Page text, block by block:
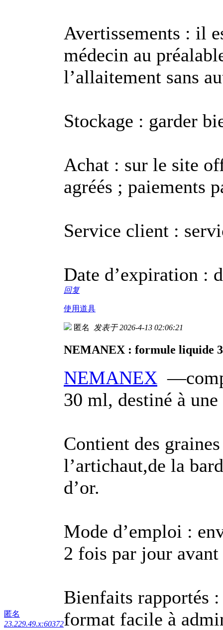
Avertissements : il
médecin au
l’allaitement sans
Stockage : garder
Achat : sur le site
agréés ; paiements
Service client :
Date d’expiration :
回复
使用道具
匿名
23.229.49.x:60372
匿名 发表于 2026-4-13 02:06:21
NEMANEX : formule liquide
NEMANEX
30 ml, destiné à
Contient des
l’artichaut,de la
d’or.
Mode d’emploi :
2 fois par jour avant
Bienfaits rapportés
format facile à